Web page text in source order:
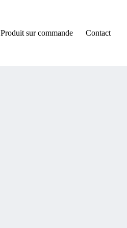
Produit sur commande Contact